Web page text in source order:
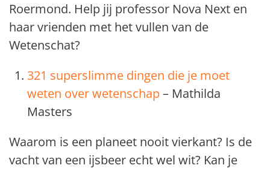
Roermond. Help jij professor Nova Next en
haar vrienden met het vullen van de
Wetenschat?
321 superslimme dingen die je moet
weten over wetenschap – Mathilda
Masters
Waarom is een planeet nooit vierkant? Is de
vacht van een ijsbeer echt wel wit? Kan je